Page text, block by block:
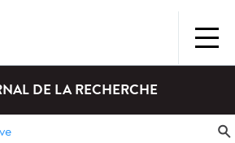
DE LA RECHERCHE